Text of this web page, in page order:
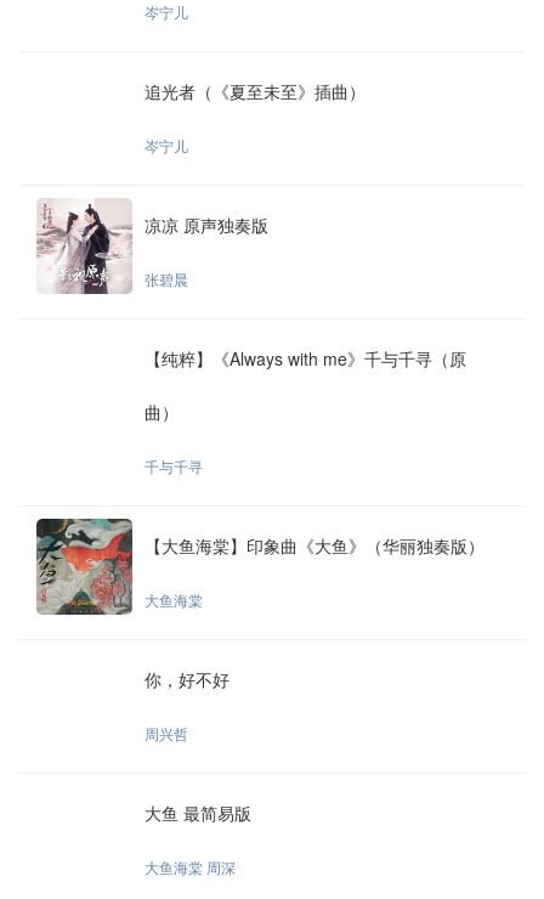
岑宁儿
追光者（《夏至未至》插曲）
岑宁儿
凉凉 原声独奏版
张碧晨
【纯粹】《Always with me》千与千寻（原
曲）
千与千寻
【大鱼海棠】印象曲《大鱼》（华丽独奏版）
大鱼海棠
你，好不好
周兴哲
大鱼 最简易版
大鱼海棠 周深